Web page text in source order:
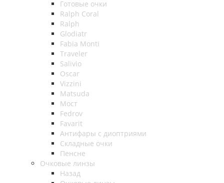
Готовые очки
Ralph Coral
Ralph
Glodiatr
Fabia Monti
Traveler
Salivio
Oscar
Vizzini
Matsuda
Мост
Fedrov
Favarit
Антифары с диоптриями
Складные очки
Пенсне
Очковые линзы
Назад